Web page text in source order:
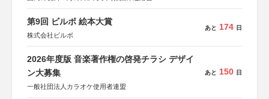
第9回 ビルボ 絵本大賞
株式会社ビルボ
あと 174 日
2026年度版 音楽著作権の啓発チラシ デザイ
ン大募集
一般社団法人カラオケ使用者連盟
あと 150 日